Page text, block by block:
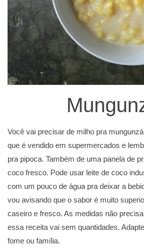
Você vai precisar de milho pra
que é vendido em supermercados e
pra pipoca. Também de uma panela de
coco fresco. Pode usar leite de coco
com um pouco de água pra deixar a
vou avisando que o sabor é muito
caseiro e fresco. As medidas não
essa receita vai sem quantidades.
fome ou família.